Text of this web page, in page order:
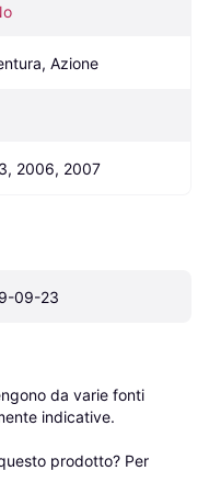
Azione
2006, 2007
09-23
da varie fonti
indicative.
prodotto? Per